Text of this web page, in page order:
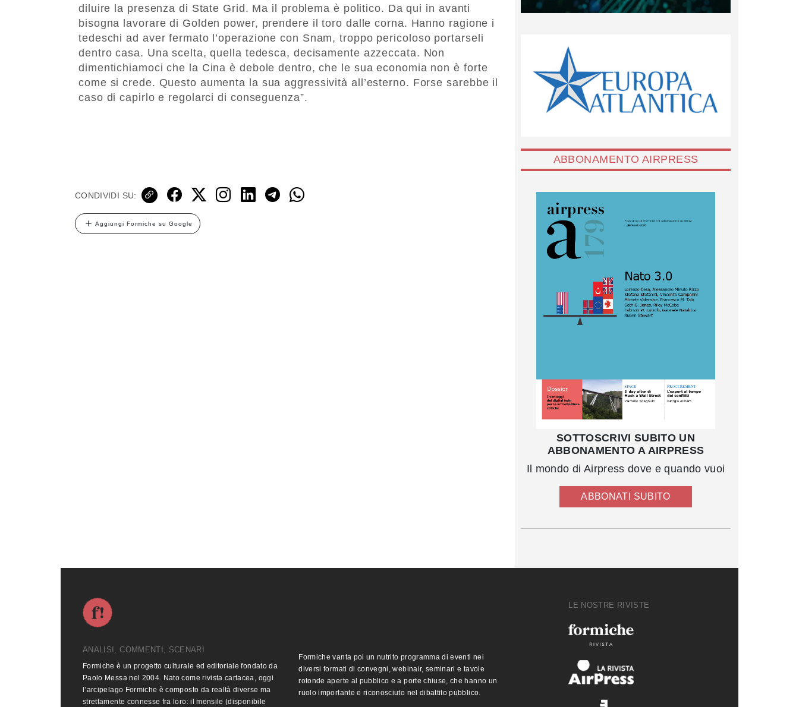
diluire la presenza di State Grid. Ma il problema è politico. Da qui in avanti
bisogna lavorare di Golden power, prendere il toro dalle corna. Hanno ragione i
tedeschi ad aver fermato l’operazione con Snam, troppo pericoloso portarseli
dentro casa. Una scelta, quella tedesca, decisamente azzeccata. Non
dimentichiamoci che la Cina è debole dentro, che le sua economia non è forte
come si crede. Questo aumenta la sua aggressività all’esterno. Forse sarebbe il
caso di capirlo e regolarci di conseguenza”.
CONDIVIDI SU:
Aggiungi Formiche su Google
ABBONAMENTO AIRPRESS
SOTTOSCRIVI SUBITO UN
ABBONAMENTO A AIRPRESS
Il mondo di Airpress dove e quando vuoi
ABBONATI SUBITO
ANALISI, COMMENTI, SCENARI
Formiche è un progetto culturale ed editoriale fondato da
Paolo Messa nel 2004. Nato come rivista cartacea, oggi
l’arcipelago Formiche è composto da realtà diverse ma
strettamente connesse fra loro: il mensile (disponibile
Formiche vanta poi un nutrito programma di eventi nei
diversi formati di convegni, webinair, seminari e tavole
rotonde aperte al pubblico e a porte chiuse, che hanno un
ruolo importante e riconosciuto nel dibattito pubblico.
LE NOSTRE RIVISTE